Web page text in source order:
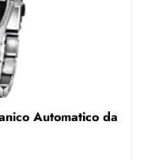
Automatico da